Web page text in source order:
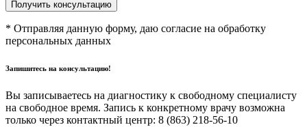
* Отправляя данную форму, даю согласие на обработку
персональных данных
Запишитесь на консультацию!
Вы записываетесь на диагностику к свободному специалисту
на свободное время. Запись к конкретному врачу возможна
только через контактный центр: 8 (863) 218-56-10